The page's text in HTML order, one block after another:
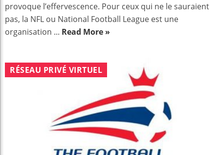
provoque l’effervescence. Pour ceux qui ne le sauraient
pas, la NFL ou National Football League est une
organisation ... Read More »
RÉSEAU PRIVÉ VIRTUEL